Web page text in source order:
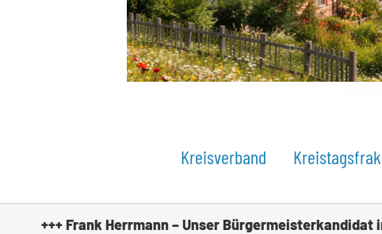
Kreisverband
+++ Frank Herrmann – Unser Bürgermeisterkandidat